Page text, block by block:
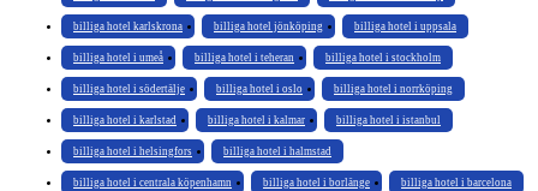
billiga hotel karlskrona billiga hotel jönköping billiga hotel i uppsala
billiga hotel i umeå billiga hotel i teheran billiga hotel i stockholm
billiga hotel i södertälje billiga hotel i oslo billiga hotel i norrköping
billiga hotel i karlstad billiga hotel i kalmar billiga hotel i istanbul
billiga hotel i helsingfors billiga hotel i halmstad
billiga hotel i centrala köpenhamn billiga hotel i borlänge billiga hotel i barcelona